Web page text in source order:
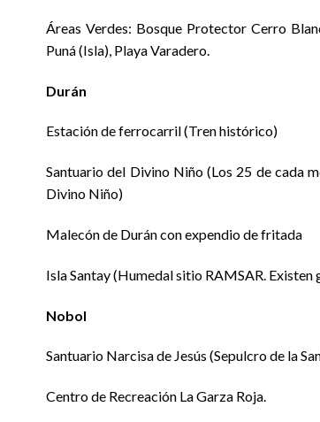
Áreas Verdes: Bosque Protector Cerro
Puná (Isla), Playa Varadero.
Durán
Estación de ferrocarril (Tren histórico)
Santuario del Divino Niño (Los 25 de cada
Divino Niño)
Malecón de Durán con expendio de fritada
Isla Santay (Humedal sitio RAMSAR.
Nobol
Santuario Narcisa de Jesús (Sepulcro de la
Centro de Recreación La Garza Roja.